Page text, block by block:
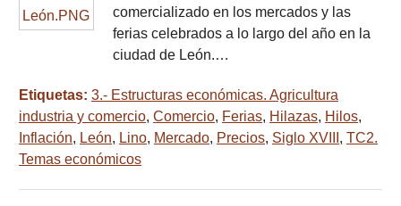
comercializado en los mercados y las
ferias celebrados a lo largo del año en la
ciudad de León.…
Etiquetas: 3.- Estructuras económicas. Agricultura
industria y comercio, Comercio, Ferias, Hilazas, Hilos,
Inflación, León, Lino, Mercado, Precios, Siglo XVIII , TC2.
Temas económicos